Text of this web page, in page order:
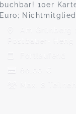
buchbar! 10er
Euro;
Am Grünberg
Postbauer- Heng
Fortlaufend
60,00 €
Max. 8